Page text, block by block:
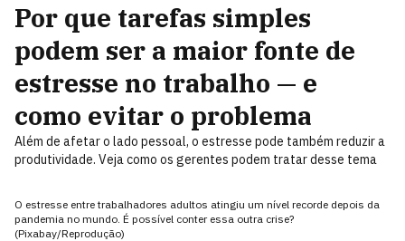
Por que tarefas simples
podem ser a maior fonte de
estresse no trabalho — e
como evitar o problema
Além de afetar o lado pessoal, o estresse pode também reduzir a
produtividade. Veja como os gerentes podem tratar desse tema
O estresse entre trabalhadores adultos atingiu um nível recorde depois da
pandemia no mundo. É possível conter essa outra crise?
(Pixabay/Reprodução)